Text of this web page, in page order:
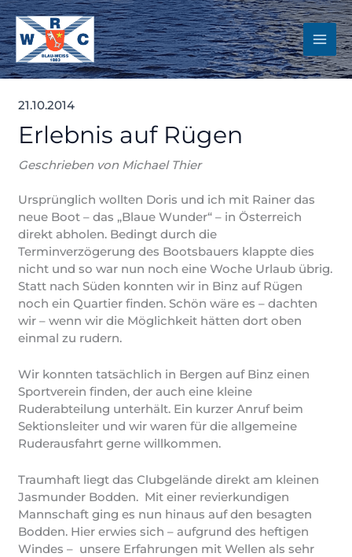
Zum
Inhalt
springen
21.10.2014
Erlebnis auf Rügen
Geschrieben von Michael Thier
Ursprünglich wollten Doris und ich mit Rainer das
neue Boot – das „Blaue Wunder“ – in Österreich
direkt abholen. Bedingt durch die
Terminverzögerung des Bootsbauers klappte dies
nicht und so war nun noch eine Woche Urlaub übrig.
Statt nach Süden konnten wir in Binz auf Rügen
noch ein Quartier finden. Schön wäre es – dachten
wir – wenn wir die Möglichkeit hätten dort oben
einmal zu rudern.
Wir konnten tatsächlich in Bergen auf Binz einen
Sportverein finden, der auch eine kleine
Ruderabteilung unterhält. Ein kurzer Anruf beim
Sektionsleiter und wir waren für die allgemeine
Ruderausfahrt gerne willkommen.
Traumhaft liegt das Clubgelände direkt am kleinen
Jasmunder Bodden. Mit einer revierkundigen
Mannschaft ging es nun hinaus auf den besagten
Bodden. Hier erwies sich – aufgrund des heftigen
Windes – unsere Erfahrungen mit Wellen als sehr